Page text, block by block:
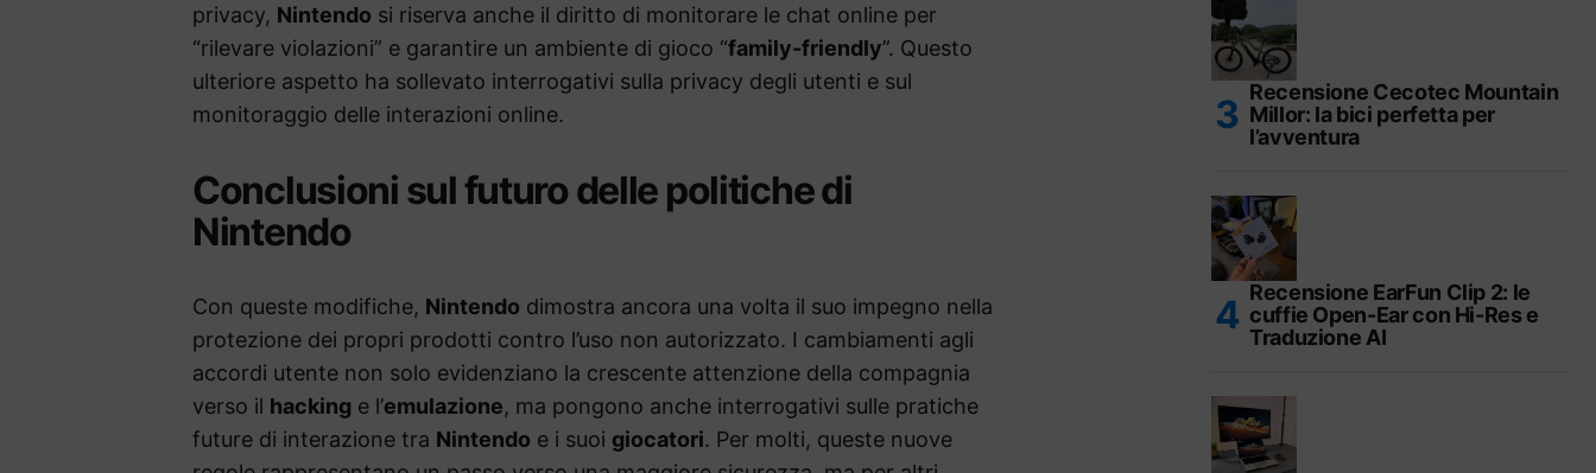
privacy, Nintendo si riserva anche il diritto di monitorare le chat online per
“rilevare violazioni” e garantire un ambiente di gioco “family-friendly”. Questo
ulteriore aspetto ha sollevato interrogativi sulla privacy degli utenti e sul
monitoraggio delle interazioni online.
Conclusioni sul futuro delle politiche di
Nintendo
Con queste modifiche, Nintendo dimostra ancora una volta il suo impegno nella
protezione dei propri prodotti contro l’uso non autorizzato. I cambiamenti agli
accordi utente non solo evidenziano la crescente attenzione della compagnia
verso il hacking e l’emulazione, ma pongono anche interrogativi sulle pratiche
future di interazione tra Nintendo e i suoi giocatori. Per molti, queste nuove
Recensione Cecotec Mountain
Millor: la bici perfetta per
l’avventura
Recensione EarFun Clip 2: le
cuffie Open-Ear con Hi-Res e
Traduzione AI